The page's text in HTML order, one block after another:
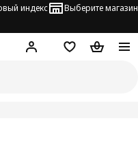
индекс Выберите магазин
Hej! ВойтиСписокКорзина